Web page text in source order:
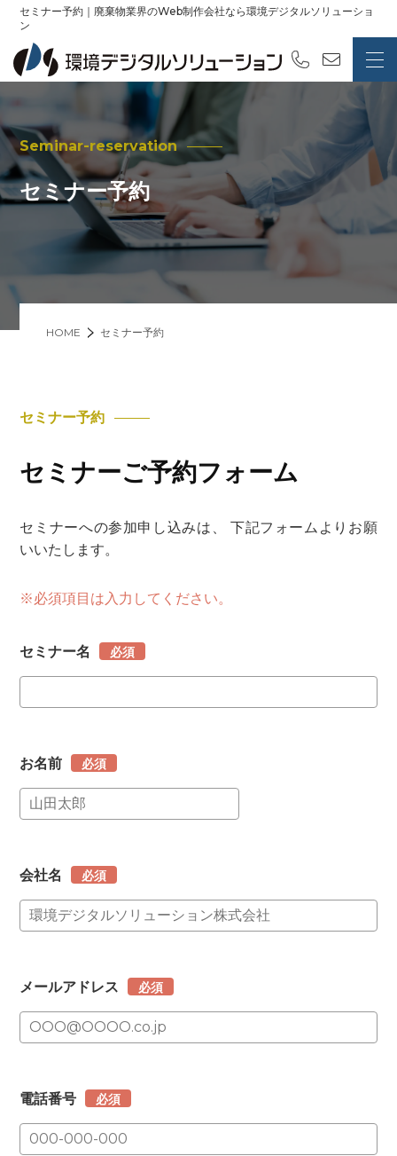
セミナー予約｜廃棄物業界のWeb制作会社なら環境デジタルソリューショ
ン
Seminar-reservation
セミナー予約
HOME セミナー予約
セミナー予約
セミナーご予約フォーム
セミナーへの参加申し込みは、 下記フォームよりお願
いいたします。
※必須項目は入力してください。
セミナー名 必須
お名前 必須
会社名 必須
メールアドレス 必須
電話番号 必須